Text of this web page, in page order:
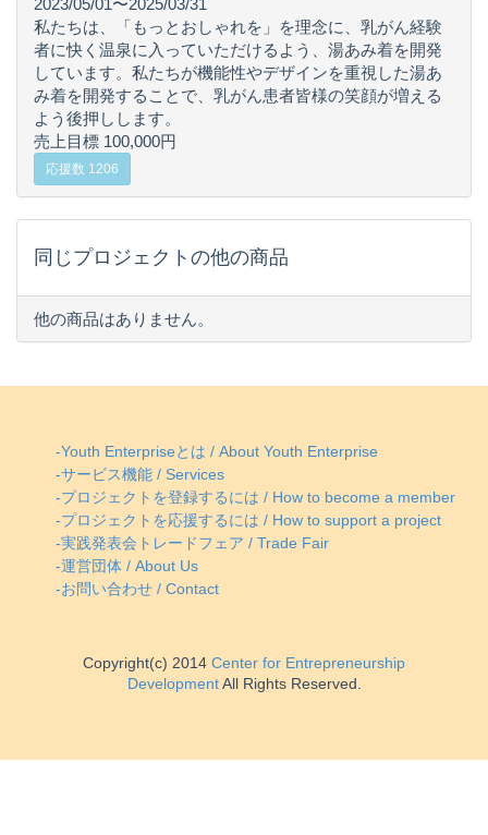
2023/05/01〜2025/03/31
私たちは、「もっとおしゃれを」を理念に、乳がん経験
者に快く温泉に入っていただけるよう、湯あみ着を開発
しています。私たちが機能性やデザインを重視した湯あ
み着を開発することで、乳がん患者皆様の笑顔が増える
よう後押しします。
売上目標 100,000円
応援数 1206
同じプロジェクトの他の商品
他の商品はありません。
-Youth Enterpriseとは / About Youth Enterprise
-サービス機能 / Services
-プロジェクトを登録するには / How to become a member
-プロジェクトを応援するには / How to support a project
-実践発表会トレードフェア / Trade Fair
-運営団体 / About Us
-お問い合わせ / Contact
Copyright(c) 2014 Center for Entrepreneurship
DevelopmentAll Rights Reserved.